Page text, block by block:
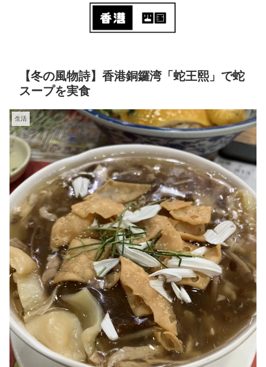
【冬の風物詩】香港銅鑼湾「蛇王熙」で蛇
スープを実食
生活